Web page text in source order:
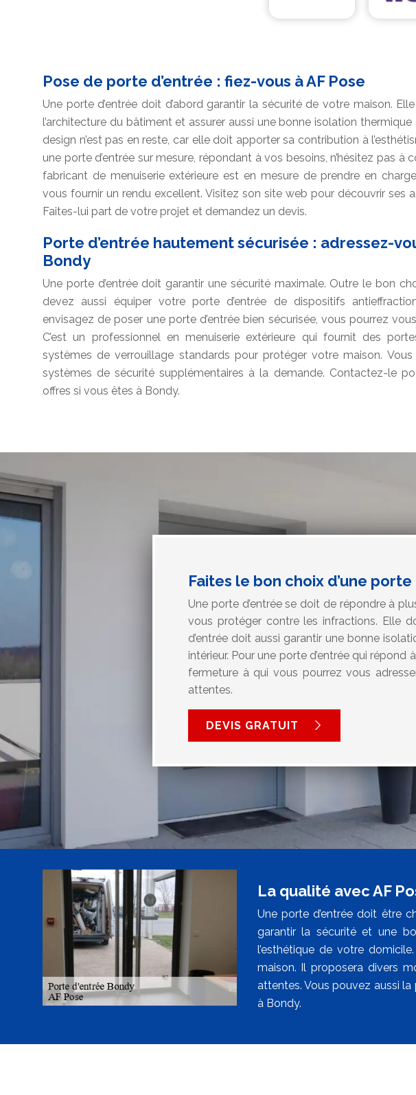
Pose de porte d’entrée : fiez-vous à AF Pose
Une porte d’entrée doit d’abord garantir la sécurité de votre maison.
l’architecture du bâtiment et assurer aussi une bonne isolation thermique
design n’est pas en reste, car elle doit apporter sa contribution à
une porte d’entrée sur mesure, répondant à vos besoins, n’hésitez pas à
fabricant de menuiserie extérieure est en mesure de prendre en
vous fournir un rendu excellent. Visitez son site web pour découvrir ses
Faites-lui part de votre projet et demandez un devis.
Porte d’entrée hautement sécurisée : adressez-
Bondy
Une porte d’entrée doit garantir une sécurité maximale. Outre le bon
devez aussi équiper votre porte d’entrée de dispositifs
envisagez de poser une porte d’entrée bien sécurisée, vous pourrez
C’est un professionnel en menuiserie extérieure qui fournit des
systèmes de verrouillage standards pour protéger votre maison.
systèmes de sécurité supplémentaires à la demande. Contactez-le
offres si vous êtes à Bondy.
Faites le bon choix d’une porte
Une porte d’entrée se doit de répondre à
vous protéger contre les infractions. Elle
d’entrée doit aussi garantir une bonne
intérieur. Pour une porte d’entrée qui
fermeture à qui vous pourrez vous
attentes.
DEVIS GRATUIT
La qualité avec AF
Une porte d’entrée doit être
garantir la sécurité et une
l’esthétique de votre
maison. Il proposera divers
attentes. Vous pouvez aussi
à Bondy.